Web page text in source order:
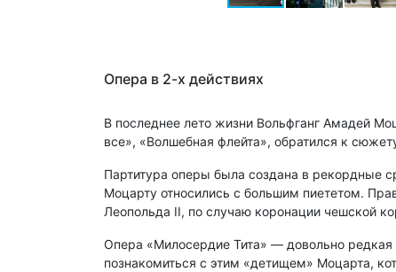
Опера в 2-х действиях
В последнее лето жизни Вольфганг Амадей
все», «Волшебная флейта», обратился к
Партитура оперы была создана в рекордные
Моцарту относились с большим пиететом.
Леопольда II, по случаю коронации чешской
Опера «Милосердие Тита» — довольно редкая
познакомиться с этим «детищем» Моцарта,